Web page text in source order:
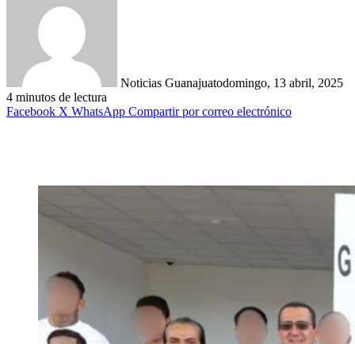
Noticias Guanajuatodomingo, 13 abril, 2025
4 minutos de lectura
Facebook X WhatsApp Compartir por correo electrónico